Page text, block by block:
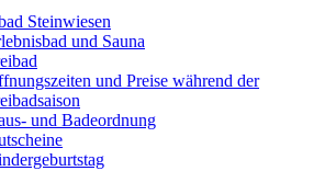
Steinwiesen
und Sauna
und Preise während der
und Badeordnung